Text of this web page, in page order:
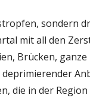
sondern
mit all den
Brücken,
die in der